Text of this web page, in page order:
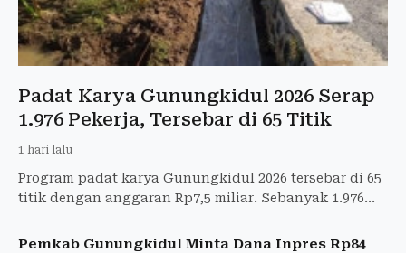
Padat Karya Gunungkidul 2026 Serap
1.976 Pekerja, Tersebar di 65 Titik
1 hari lalu
Program padat karya Gunungkidul 2026 tersebar di 65
titik dengan anggaran Rp7,5 miliar. Sebanyak 1.976
men
Pemkab Gunungkidul Minta Dana Inpres Rp84